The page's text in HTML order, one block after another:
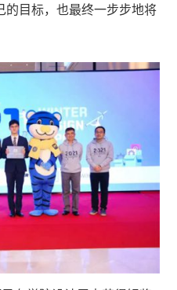
的目标，也最终一步步地将